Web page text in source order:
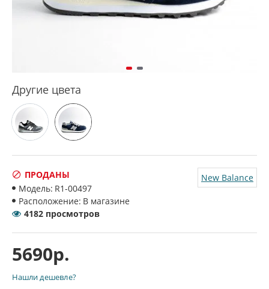
5690р.
ПРОДАНЫ
Модель: R1-00497
Расположение: В магазине
New Balance
4182 просмотров
Другие цвета
Нашли дешевле?